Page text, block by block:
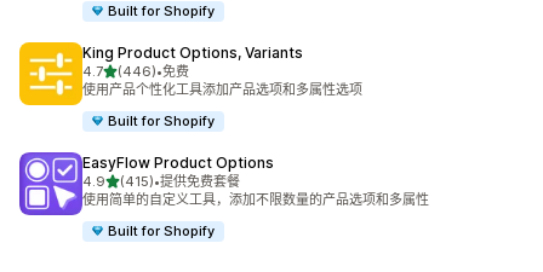
Built for Shopify
King Product Options, Variants
4.7星（满分 5 星）
(446)
总共 446 条评论
•免费
使用产品个性化工具添加产品选项和多属性选项
Built for Shopify
EasyFlow Product Options
4.9星（满分 5 星）
(415)
总共 415 条评论
•提供免费套餐
使用简单的自定义工具，添加不限数量的产品选项和多属性
Built for Shopify